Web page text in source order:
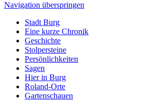
Navigation überspringen
Stadt Burg
Eine kurze Chronik
Geschichte
Stolpersteine
Persönlichkeiten
Sagen
Hier in Burg
Roland-Orte
Gartenschauen